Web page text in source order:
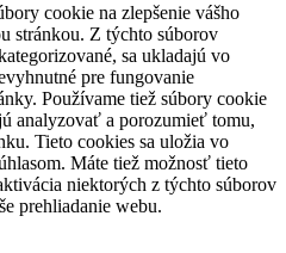
cookie na zlepšenie vášho
stránkou. Z týchto súborov
sa ukladajú vo
pre fungovanie
Používame tiež súbory cookie
analyzovať a porozumieť tomu,
Tieto cookies sa uložia vo
Máte tiež možnosť tieto
niektorých z týchto súborov
prehliadanie webu.